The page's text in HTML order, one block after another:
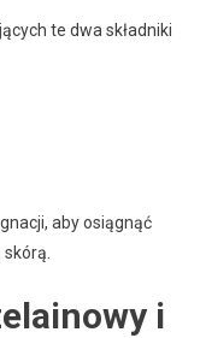
te dwa składniki
aby osiągnąć
i